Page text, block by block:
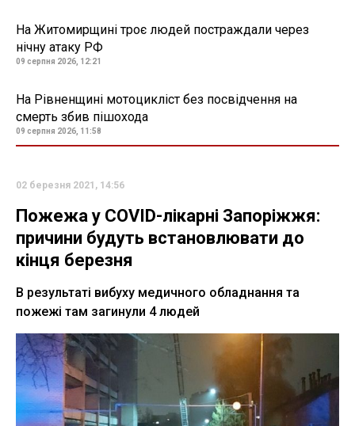
На Житомирщині троє людей постраждали через
нічну атаку РФ
09 серпня 2026, 12:21
На Рівненщині мотоцикліст без посвідчення на
смерть збив пішохода
09 серпня 2026, 11:58
02 березня 2021, 14:56
Пожежа у COVID-лікарні Запоріжжя:
причини будуть встановлювати до
кінця березня
В результаті вибуху медичного обладнання та
пожежі там загинули 4 людей